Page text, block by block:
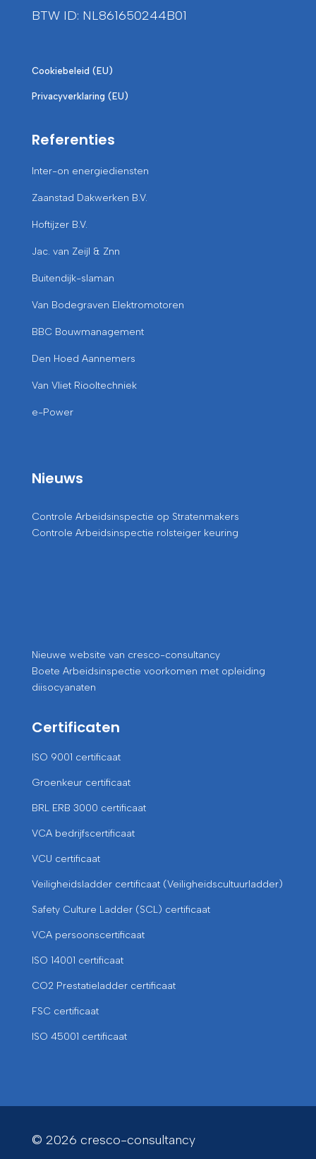
BTW ID: NL861650244B01
Cookiebeleid (EU)
Privacyverklaring (EU)
Referenties
Inter-on energiediensten
Zaanstad Dakwerken B.V.
Hoftijzer B.V.
Jac. van Zeijl & Znn
Buitendijk-slaman
Van Bodegraven Elektromotoren
BBC Bouwmanagement
Den Hoed Aannemers
Van Vliet Riooltechniek
e-Power
Nieuws
Controle Arbeidsinspectie op Stratenmakers
Controle Arbeidsinspectie rolsteiger keuring
Nieuwe website van cresco-consultancy
Boete Arbeidsinspectie voorkomen met opleiding
diisocyanaten
Certificaten
ISO 9001 certificaat
Groenkeur certificaat
BRL ERB 3000 certificaat
VCA bedrijfscertificaat
VCU certificaat
Veiligheidsladder certificaat (Veiligheidscultuurladder)
Safety Culture Ladder (SCL) certificaat
VCA persoonscertificaat
ISO 14001 certificaat
CO2 Prestatieladder certificaat
FSC certificaat
ISO 45001 certificaat
© 2026 cresco-consultancy